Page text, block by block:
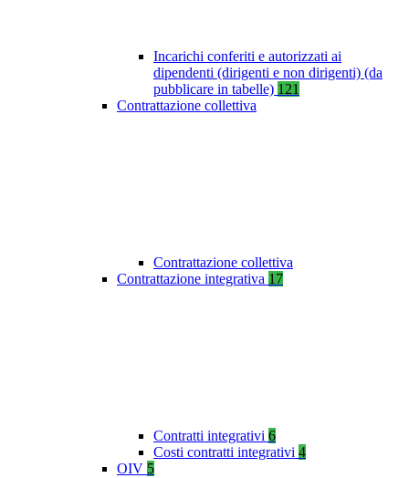
Incarichi conferiti e autorizzati ai
dipendenti (dirigenti e non dirigenti) (da
pubblicare in tabelle) 121
Contrattazione collettiva
Contrattazione collettiva
Contrattazione integrativa 17
Contratti integrativi 6
Costi contratti integrativi 4
OIV 5